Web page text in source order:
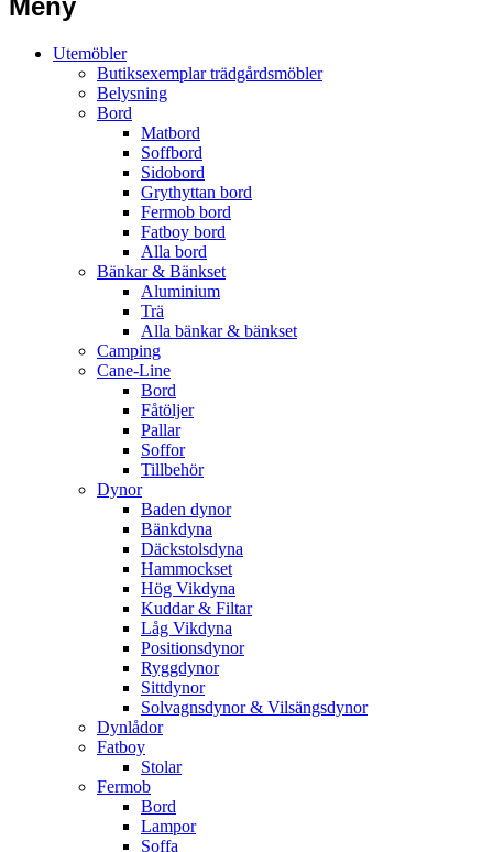
Meny
Utemöbler
Butiksexemplar trädgårdsmöbler
Belysning
Bord
Matbord
Soffbord
Sidobord
Grythyttan bord
Fermob bord
Fatboy bord
Alla bord
Bänkar & Bänkset
Aluminium
Trä
Alla bänkar & bänkset
Camping
Cane-Line
Bord
Fåtöljer
Pallar
Soffor
Tillbehör
Dynor
Baden dynor
Bänkdyna
Däckstolsdyna
Hammockset
Hög Vikdyna
Kuddar & Filtar
Låg Vikdyna
Positionsdynor
Ryggdynor
Sittdynor
Solvagnsdynor & Vilsängsdynor
Dynlådor
Fatboy
Stolar
Fermob
Bord
Lampor
Soffa